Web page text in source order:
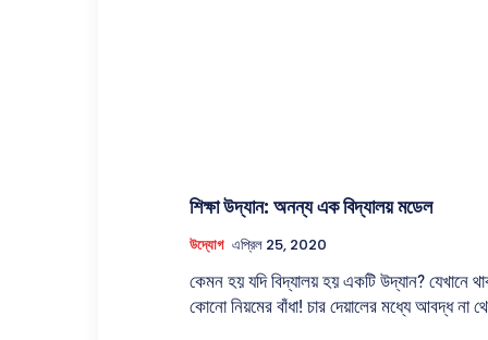
শিক্ষা উদ্যান: অনন্য এক বিদ্যালয় মডেল
উদ্যোগ এপ্রিল 25, 2020
কেমন হয় যদি বিদ্যালয় হয় একটি উদ্যান? যেখানে
কোনো নিয়মের বাঁধা! চার দেয়ালের মধ্যে আবদ্ধ না